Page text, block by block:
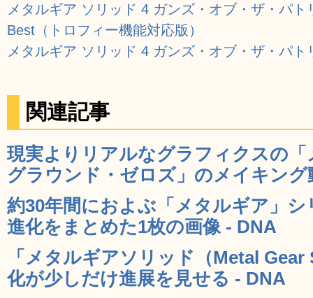
メタルギア ソリッド 4 ガンズ・オブ・ザ・パト
Best（トロフィー機能対応版）
メタルギア ソリッド 4 ガンズ・オブ・ザ・パト
関連記事
現実よりリアルなグラフィクスの
グラウンド・ゼロズ」のメイキング
約30年間におよぶ「メタルギア」
進化をまとめた1枚の画像 - DNA
「メタルギアソリッド（Metal
化が少しだけ進展を見せる - DNA